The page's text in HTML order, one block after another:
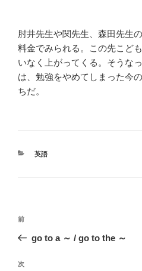
肘井先生や関先生、森田先生
料金でみられる。この先こど
いなく上がってくる。そうな
は、勉強をやめてしまった今
ちだ。
カ
英語
投
ビ
前
の
稿
前
go to a ～ / go to the ～
次
次